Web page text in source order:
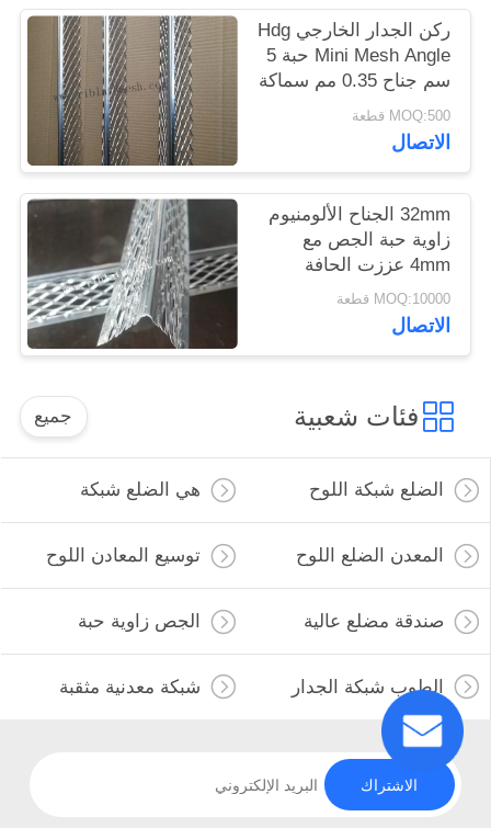
ركن الجدار الخارجي Hdg
Mini Mesh Angle حبة 5
سم جناح 0.35 مم سماكة
MOQ:500 قطعة
الاتصال
32mm الجناح الألومنيوم
زاوية حبة الجص مع
4mm عززت الحافة
MOQ:10000 قطعة
الاتصال
فئات شعبية جميع
الضلع شبكة اللوح هي الضلع شبكة
المعدن الضلع اللوح توسيع المعادن اللوح
صندقة مضلع عالية الجص زاوية حبة
الطوب شبكة الجدار شبكة معدنية مثقبة
الاشتراك